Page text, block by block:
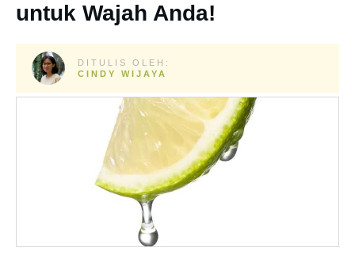
untuk Wajah Anda!
DITULIS OLEH:
CINDY WIJAYA